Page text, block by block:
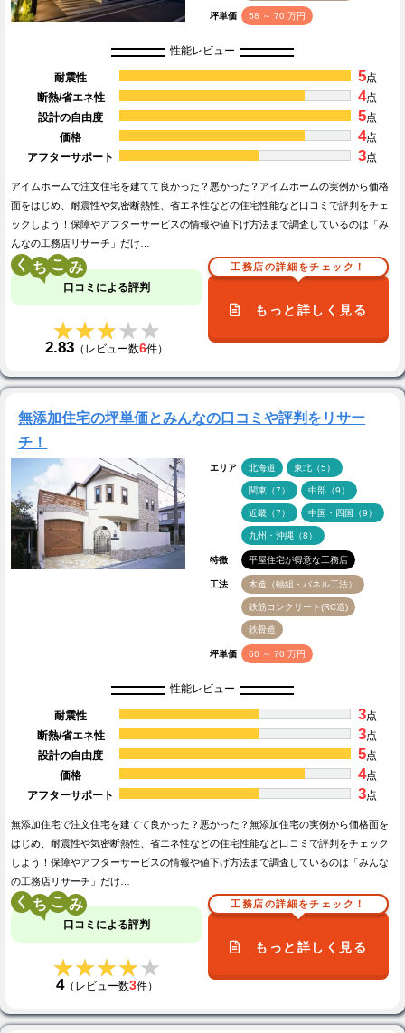
坪単価 58 ～ 70 万円
性能レビュー
耐震性 5点
断熱/省エネ性
4点
設計の自由度
5点
価格
4点
アフターサポート
3点
アイムホームで注文住宅を建てて良かった？悪かった？アイムホームの実例から価格
面をはじめ、耐震性や気密断熱性、省エネ性などの住宅性能など口コミで評判をチェ
ックしよう！保障やアフターサービスの情報や値下げ方法まで調査しているのは「み
んなの工務店リサーチ」だけ…
く こ
口コミによる評判
★★★★★
★★★★★
2.83 （レビュー数6件）
工務店の詳細をチェック！
もっと詳しく見る
無添加住宅の坪単価とみんなの口コミや評判をリサー
チ！
エリア 北海道 東北（5）
関東（7） 中部（9）
近畿（7） 中国・四国（9）
九州・沖縄（8）
特徴 平屋住宅が得意な工務店
工法 木造（軸組・パネル工法）
鉄筋コンクリート(RC造)
鉄骨造
坪単価 60 ～ 70 万円
性能レビュー
耐震性 3点
断熱/省エネ性
3点
設計の自由度
5点
価格
4点
アフターサポート
3点
無添加住宅で注文住宅を建てて良かった？悪かった？無添加住宅の実例から価格面を
はじめ、耐震性や気密断熱性、省エネ性などの住宅性能など口コミで評判をチェック
しよう！保障やアフターサービスの情報や値下げ方法まで調査しているのは「みんな
の工務店リサーチ」だけ…
く こ
口コミによる評判
★★★★★
★★★★★
4（レビュー数3件）
工務店の詳細をチェック！
もっと詳しく見る